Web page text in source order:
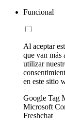
Funcional
Al aceptar
que van más
utilizar
en este sitio
Google Tag
Microsoft
Freshchat